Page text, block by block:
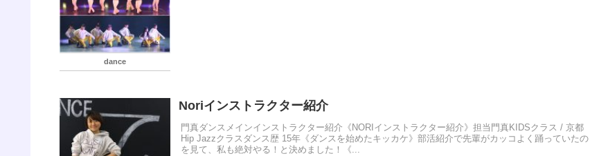
dance
Noriインストラクター紹介
門真ダンスメインインストラクター紹介《NORIインストラクター紹介》担当門真KIDSクラス / 京都
Hip Jazzクラスダンス歴 15年《ダンスを始めたキッカケ》部活紹介で先輩がカッコよく踊っていたの
を見て、私も絶対やる！と決めました！《...